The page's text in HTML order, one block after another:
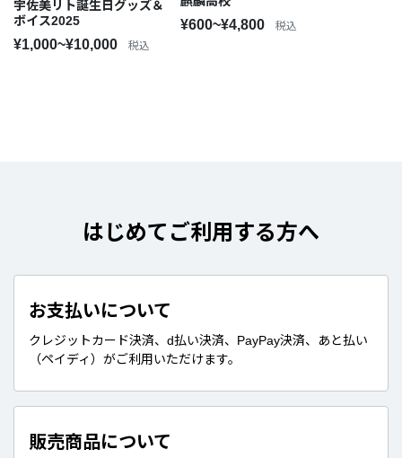
宇佐美リト誕生日グッズ＆
ボイス2025
¥1,000~¥10,000 税込
¥600~¥4,800 税込
はじめてご利用する方へ
お支払いについて
クレジットカード決済、d払い決済、PayPay決済、あと払い
（ペイディ）がご利用いただけます。
販売商品について